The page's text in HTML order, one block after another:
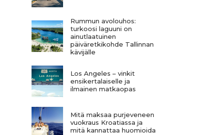
Rummun avolouhos:
turkoosi laguuni on
ainutlaatuinen
päiväretkikohde Tallinnan
kävijälle
Los Angeles – vinkit
ensikertalaiselle ja
ilmainen matkaopas
Mitä maksaa purjeveneen
vuokraus Kroatiassa ja
mitä kannattaa huomioida